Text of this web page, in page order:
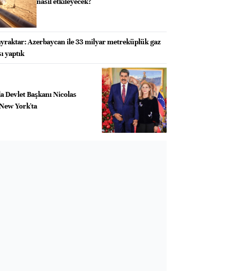
Azerbaycan ile 33 milyar metreküplük gaz
yaptık
Devlet Başkanı Nicolas
York'ta